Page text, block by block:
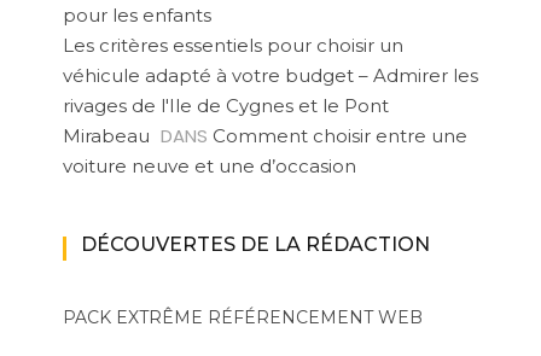
pour les enfants
Les critères essentiels pour choisir un
véhicule adapté à votre budget – Admirer les
rivages de l'Ile de Cygnes et le Pont
Mirabeau DANS Comment choisir entre une
voiture neuve et une d’occasion
DÉCOUVERTES DE LA RÉDACTION
PACK EXTRÊME RÉFÉRENCEMENT WEB